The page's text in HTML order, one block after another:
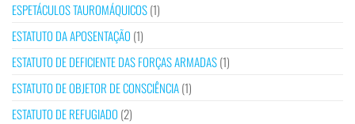
ESPETÁCULOS TAUROMÁQUICOS(1)
ESTATUTO DA APOSENTAÇÃO (1)
ESTATUTO DE DEFICIENTE DAS FORÇAS ARMADAS(1)
ESTATUTO DE OBJETOR DE CONSCIÊNCIA(1)
ESTATUTO DE REFUGIADO (2)